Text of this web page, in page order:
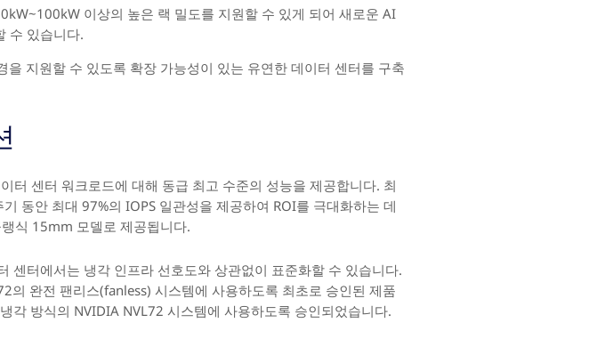
이상의 높은 랙 밀도를 지원할 수 있게 되어 새로운 AI
수 있습니다.
을 지원할 수 있도록 확장 가능성이 있는 유연한 데이터 센터를 구축
터 센터 워크로드에 대해 동급 최고 수준의 성능을 제공합니다. 최
동안 최대 97%의 IOPS 일관성을 제공하여 ROI를 극대화하는 데
식 15mm 모델로 제공됩니다.
센터에서는 냉각 인프라 선호도와 상관없이 표준화할 수 있습니다.
의 완전 팬리스(fanless) 시스템에 사용하도록 최초로 승인된 제품
각 방식의 NVIDIA NVL72 시스템에 사용하도록 승인되었습니다.